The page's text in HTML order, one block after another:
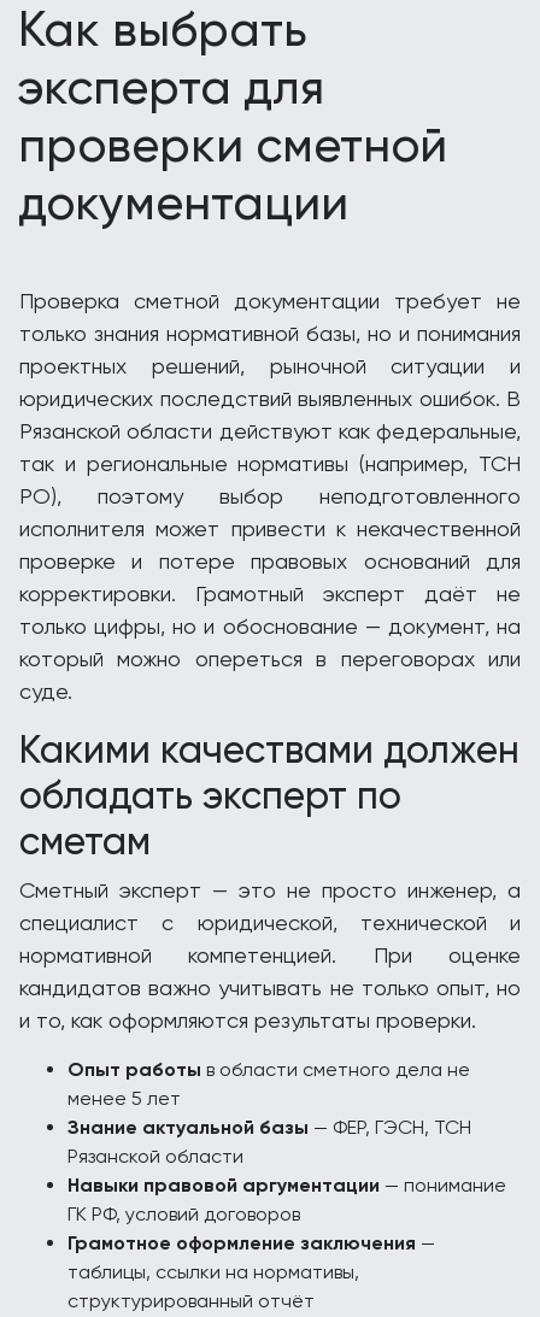
Как выбрать
эксперта для
проверки сметной
документации
Проверка сметной документации требует не
только знания нормативной базы, но и понимания
проектных решений, рыночной ситуации и
юридических последствий выявленных ошибок. В
Рязанской области действуют как федеральные,
так и региональные нормативы (например, ТСН
РО), поэтому выбор неподготовленного
исполнителя может привести к некачественной
проверке и потере правовых оснований для
корректировки. Грамотный эксперт даёт не
только цифры, но и обоснование — документ, на
который можно опереться в переговорах или
суде.
Какими качествами должен
обладать эксперт по
сметам
Сметный эксперт — это не просто инженер, а
специалист с юридической, технической и
нормативной компетенцией. При оценке
кандидатов важно учитывать не только опыт, но
и то, как оформляются результаты проверки.
Опыт работы в области сметного дела не
менее 5 лет
Знание актуальной базы — ФЕР, ГЭСН, ТСН
Рязанской области
Навыки правовой аргументации — понимание
ГК РФ, условий договоров
Грамотное оформление заключения —
таблицы, ссылки на нормативы,
структурированный отчёт